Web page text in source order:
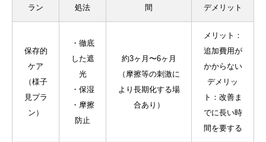
ラン
処法
間
デメリット
保存的
ケア
（様子
見プラ
ン）
・徹底
した遮
光
・保湿
・摩擦
防止
約3ヶ月〜6ヶ月
（摩擦等の刺激に
より長期化する場
合あり）
メリット：
追加費用が
かからない
デメリッ
ト：改善ま
でに長い時
間を要する